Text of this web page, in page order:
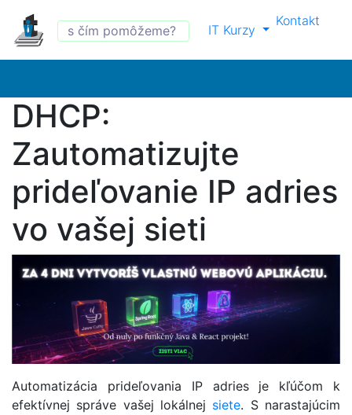
IT Kurzy
Kontakt
DHCP:
Zautomatizujte
prideľovanie IP adries
vo vašej sieti
Automatizácia prideľovania IP adries je kľúčom k
efektívnej správe vašej lokálnej siete. S narastajúcim